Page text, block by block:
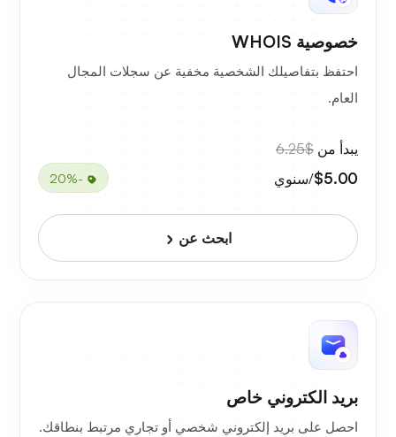
خصوصية WHOIS
احتفظ بتفاصيلك الشخصية مخفية عن سجلات المجال
العام.
يبدأ من $6.25
$5.00/سنوي -20%
ابحث عن
بريد الكتروني خاص
احصل على بريد إلكتروني شخصي أو تجاري مرتبط بنطاقك.